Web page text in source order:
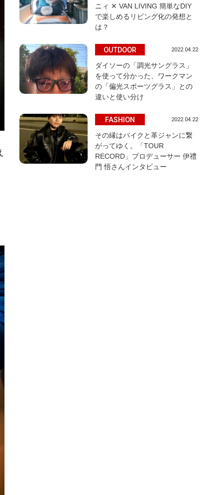
ニィ ✕ VAN LIVING 簡単なDIY
で楽しめるリビング化の発想と
は？
OUTDOOR 2022.04.22
ダイソーの「調光サングラス」
を使って分かった、ワークマン
の「偏光スポーツグラス」との
違いと使い分け
FASHION 2022.04.22
その縁はバイクと革ジャンに繋
がってゆく。「TOUR
RECORD」プロデューサー 伊禮
門 悟さんインタビュー